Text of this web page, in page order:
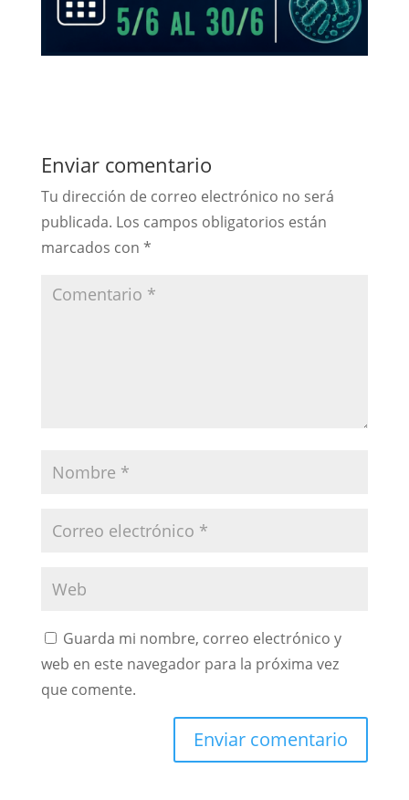
Enviar comentario
Tu dirección de correo electrónico no será
publicada. Los campos obligatorios están
marcados con *
Guarda mi nombre, correo electrónico y
web en este navegador para la próxima vez
que comente.